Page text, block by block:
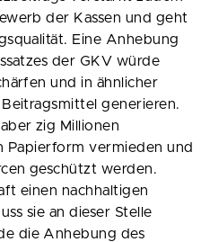
der Kassen und geht
Eine Anhebung
der GKV würde
und in ähnlicher
generieren.
zig Millionen
Papierform vermieden und
geschützt werden.
einen nachhaltigen
sie an dieser Stelle
die Anhebung des